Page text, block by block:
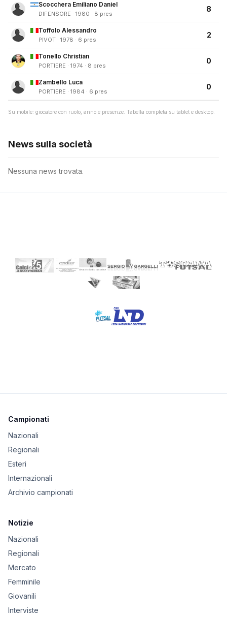
Scocchera Emiliano Daniel
DIFENSORE · 1980 · 8 pres
8
Toffolo Alessandro
PIVOT · 1978 · 6 pres
2
Tonello Christian
PORTIERE · 1974 · 8 pres
0
Zambello Luca
PORTIERE · 1984 · 6 pres
0
Su mobile: giocatore con ruolo, anno e presenze. Tabella completa su tablet e desktop.
News sulla società
Nessuna news trovata.
Campionati
Nazionali
Regionali
Esteri
Internazionali
Archivio campionati
Notizie
Nazionali
Regionali
Mercato
Femminile
Giovanili
Interviste